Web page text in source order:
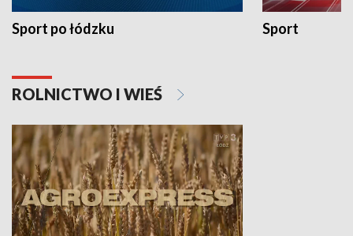
Sport po łódzku Sport
ROLNICTWO I WIEŚ